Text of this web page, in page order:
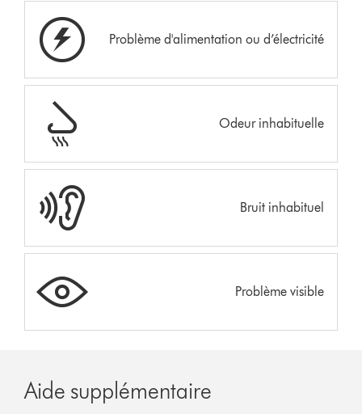
Problème d'alimentation ou d’électricité
Odeur inhabituelle
Bruit inhabituel
Problème visible
Aide supplémentaire